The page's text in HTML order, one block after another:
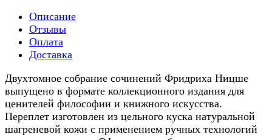
Описание
Отзывы
Оплата
Доставка
Двухтомное собрание сочинений Фридриха Ницше
выпущено в формате коллекционного издания для
ценителей философии и книжного искусства.
Переплет изготовлен из цельного куска натуральной
шагреневой кожи с применением ручных технологий